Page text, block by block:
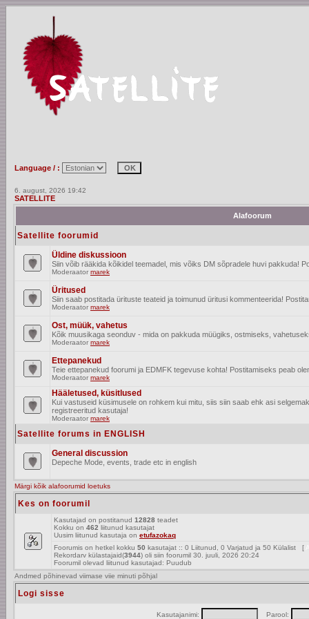
Language / :
6. august, 2026 19:42
SATELLITE
Alafoorum
Satellite foorumid
Üldine diskussioon
Siin võib rääkida kõikidel teemadel, mis võiks DM sõpradele huvi pakkuda!
Moderaator marek
Üritused
Siin saab postitada ürituste teateid ja toimunud üritusi kommenteerida!
Moderaator marek
Ost, müük, vahetus
Kõik muusikaga seonduv - mida on pakkuda müügiks, ostmiseks,
Moderaator marek
Ettepanekud
Teie ettepanekud foorumi ja EDMFK tegevuse kohta! Postitamiseks peab
Moderaator marek
Hääletused, küsitlused
Kui vastuseid küsimusele on rohkem kui mitu, siis siin saab ehk asi
registreeritud kasutaja!
Moderaator marek
Satellite forums in ENGLISH
General discussion
Depeche Mode, events, trade etc in english
Märgi kõik alafoorumid loetuks
Kes on foorumil
Kasutajad on postitanud 12828 teadet
Kokku on 462 liitunud kasutajat
Uusim liitunud kasutaja on etufazokaq
Foorumis on hetkel kokku 50 kasutajat :: 0 Liitunud, 0 Varjatud ja 50 Külalist [
Rekordarv külastajaid(3944) oli siin foorumil 30. juuli, 2026 20:24
Foorumil olevad liitunud kasutajad: Puudub
Andmed põhinevad viimase viie minuti põhjal
Logi sisse
Kasutajanimi: Parool: